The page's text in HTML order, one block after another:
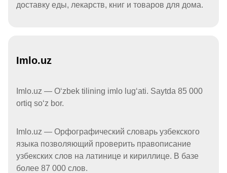
доставку еды, лекарств, книг и товаров для дома.
Imlo.uz
Imlo.uz — Oʻzbek tilining imlo lugʻati. Saytda 85 000
ortiq soʻz bor.
Imlo.uz — Орфографический словарь узбекского
языка позволяющий проверить правописание
узбекских слов на латинице и кириллице. В базе
более 87 000 слов.